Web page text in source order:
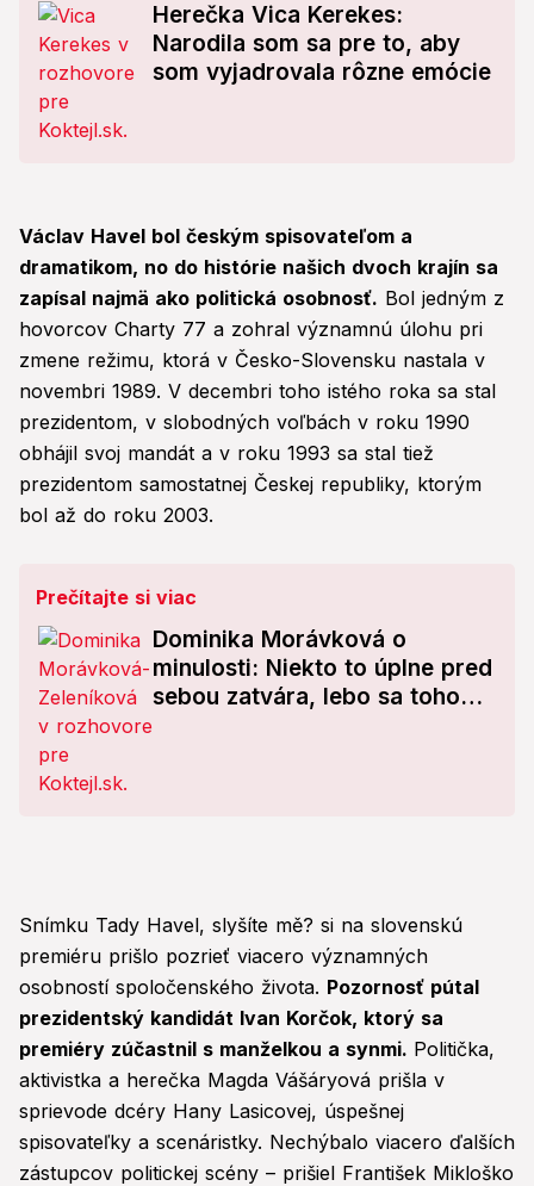
Herečka Vica Kerekes:
Narodila som sa pre to, aby
som vyjadrovala rôzne emócie
Václav Havel bol českým spisovateľom a
dramatikom, no do histórie našich dvoch krajín sa
zapísal najmä ako politická osobnosť. Bol jedným z
hovorcov Charty 77 a zohral významnú úlohu pri
zmene režimu, ktorá v Česko-Slovensku nastala v
novembri 1989. V decembri toho istého roka sa stal
prezidentom, v slobodných voľbách v roku 1990
obhájil svoj mandát a v roku 1993 sa stal tiež
prezidentom samostatnej Českej republiky, ktorým
bol až do roku 2003.
Prečítajte si viac
Dominika Morávková o
minulosti: Niekto to úplne pred
sebou zatvára, lebo sa toho
Snímku Tady Havel, slyšíte mě? si na slovenskú
premiéru prišlo pozrieť viacero významných
osobností spoločenského života. Pozornosť pútal
prezidentský kandidát Ivan Korčok, ktorý sa
premiéry zúčastnil s manželkou a synmi. Politička,
aktivistka a herečka Magda Vášáryová prišla v
sprievode dcéry Hany Lasicovej, úspešnej
spisovateľky a scenáristky. Nechýbalo viacero ďalších
zástupcov politickej scény – prišiel František Mikloško